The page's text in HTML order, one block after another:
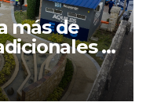
más de
a
fortalecer la